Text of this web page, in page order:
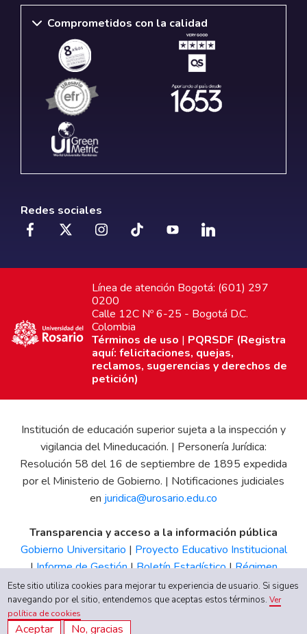
Comprometidos con la calidad
Redes sociales
Línea de atención Bogotá: (601) 297
0200
Calle 12C Nº 6-25 - Bogotá D.C.
Colombia
Términos de uso | PQRSDF (Registra
aquí: felicitaciones, quejas,
reclamos, sugerencias y derechos de
petición)
Institución de educación superior sujeta a la inspección y
vigilancia del Mineducación. | Personería Jurídica:
Resolución 58 del 16 de septiembre de 1895 expedida
por el Ministerio de Gobierno. | Notificaciones judiciales
en juridica@urosario.edu.co
Transparencia y acceso a la información pública
Gobierno Universitario | Proyecto Educativo Institucional
|Informe de Gestión|Boletín Estadístico|Régimen
Tributario|Estados Financieros |Código de Ética| Canal
de Integridad UR
Este sitio utiliza cookies para mejorar tu experiencia de usuario. Si sigues
navegando por el sitio, entendemos que aceptas estos términos.Ver
política de cookies
Aceptar No, gracias